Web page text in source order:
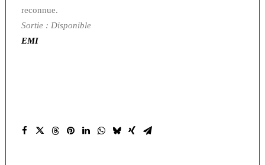
reconnue.
Sortie : Disponible
EMI